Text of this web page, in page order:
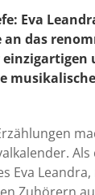
Eva
an das
Als
Eva